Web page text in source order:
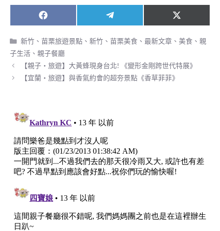
Share
on
F
a
c
e
b
o
o
k
Share
on
e
l
e
r
a
m
Share
on
X
(
T
w
t
t
分
類
新竹、苗栗旅遊景點 、新竹、苗栗美食 、最新文章 、美食 、親
子生活 、 親子餐廳
【親子‧旅遊】大黃蜂現身台北! 《變形金剛跨世代特展》
【宜蘭‧旅遊】與香氣約會的超夯景點《香草菲菲》